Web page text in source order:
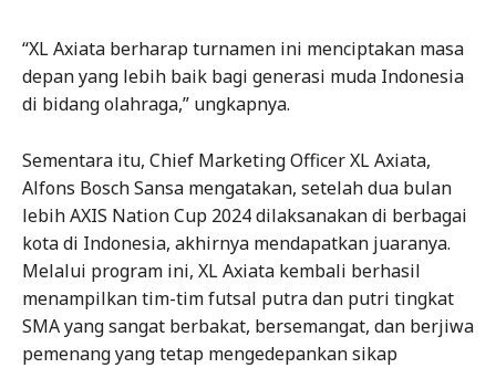
“XL Axiata berharap turnamen ini menciptakan masa
depan yang lebih baik bagi generasi muda Indonesia
di bidang olahraga,” ungkapnya.
Sementara itu, Chief Marketing Officer XL Axiata,
Alfons Bosch Sansa mengatakan, setelah dua bulan
lebih AXIS Nation Cup 2024 dilaksanakan di berbagai
kota di Indonesia, akhirnya mendapatkan juaranya.
Melalui program ini, XL Axiata kembali berhasil
menampilkan tim-tim futsal putra dan putri tingkat
SMA yang sangat berbakat, bersemangat, dan berjiwa
pemenang yang tetap mengedepankan sikap